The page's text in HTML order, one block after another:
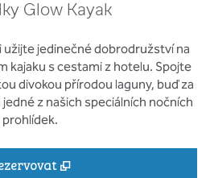
Glow Kayak
užijte jedinečné dobrodružství na
kajaku s cestami z hotelu. Spojte
divokou přírodou laguny, buď za
z našich speciálních nočních
prohlídek.
,